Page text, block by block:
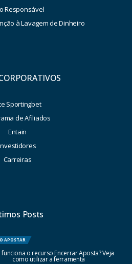
Responsável
à Lavagem de Dinheiro
Sportingbet
de Afiliados
Entain
Carreiras
Posts
APOSTAR
o recurso Encerrar Aposta? Veja
como utilizar a ferramenta